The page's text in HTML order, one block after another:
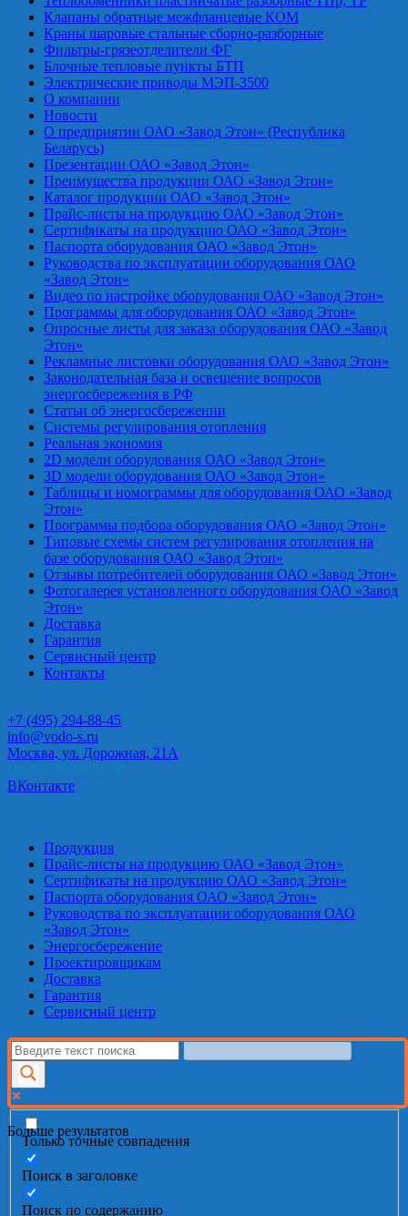
Клапаны обратные межфланцевые КОМ
Краны шаровые стальные сборно-разборные
Фильтры-грязеотделители ФГ
Блочные тепловые пункты БТП
Электрические приводы МЭП-3500
О компании
Новости
О предприятии ОАО «Завод Этон» (Республика
Беларусь)
Презентации ОАО «Завод Этон»
Преимущества продукции ОАО «Завод Этон»
Каталог продукции ОАО «Завод Этон»
Прайс-листы на продукцию ОАО «Завод Этон»
Сертификаты на продукцию ОАО «Завод Этон»
Паспорта оборудования ОАО «Завод Этон»
Руководства по эксплуатации оборудования ОАО
«Завод Этон»
Видео по настройке оборудования ОАО «Завод Этон»
Программы для оборудования ОАО «Завод Этон»
Опросные листы для заказа оборудования ОАО «Завод
Этон»
Рекламные листовки оборудования ОАО «Завод Этон»
Законодательная база и освещение вопросов
энергосбережения в РФ
Статьи об энергосбережении
Системы регулирования отопления
Реальная экономия
2D модели оборудования ОАО «Завод Этон»
3D модели оборудования ОАО «Завод Этон»
Таблицы и номограммы для оборудования ОАО «Завод
Этон»
Программы подбора оборудования ОАО «Завод Этон»
Типовые схемы систем регулирования отопления на
базе оборудования ОАО «Завод Этон»
Отзывы потребителей оборудования ОАО «Завод Этон»
Фотогалерея установленного оборудования ОАО «Завод
Этон»
Доставка
Гарантия
Сервисный центр
Контакты
+7 (495) 294-88-45
info@vodo-s.ru
Москва, ул. Дорожная, 21А
ВКонтакте
Продукция
Прайс-листы на продукцию ОАО «Завод Этон»
Сертификаты на продукцию ОАО «Завод Этон»
Паспорта оборудования ОАО «Завод Этон»
Руководства по эксплуатации оборудования ОАО
«Завод Этон»
Энергосбережение
Проектировщикам
Доставка
Гарантия
Сервисный центр
Больше результатов
Только точные совпадения
Поиск в заголовке
Поиск по содержанию